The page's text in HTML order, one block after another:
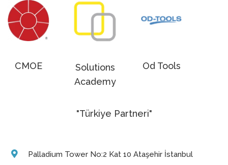
CMOE
Solutions
Academy
Od Tools
"Türkiye Partneri"
Palladium Tower No:2 Kat 10 Ataşehir İstanbul